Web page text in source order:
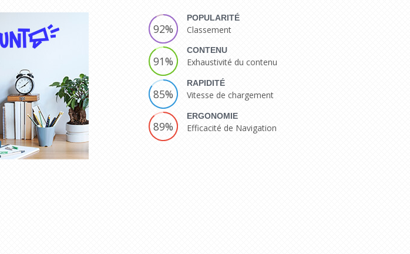
92%
POPULARITÉ
Classement
91%
CONTENU
Exhaustivité du contenu
85%
RAPIDITÉ
Vitesse de chargement
89%
ERGONOMIE
Efficacité de Navigation